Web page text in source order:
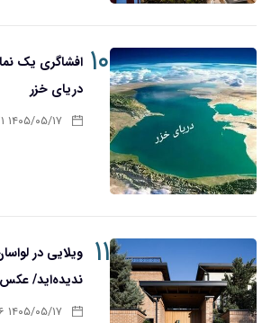
۱۰ افشاگری یک
دریای خزر
۱۴۰۵/۰۵/۱۷ ۱۶:۳۱
۱۱
ویلایی در
ندیده‌اید/ عکس
۱۴۰۵/۰۵/۱۷ ۱۶:۲۶